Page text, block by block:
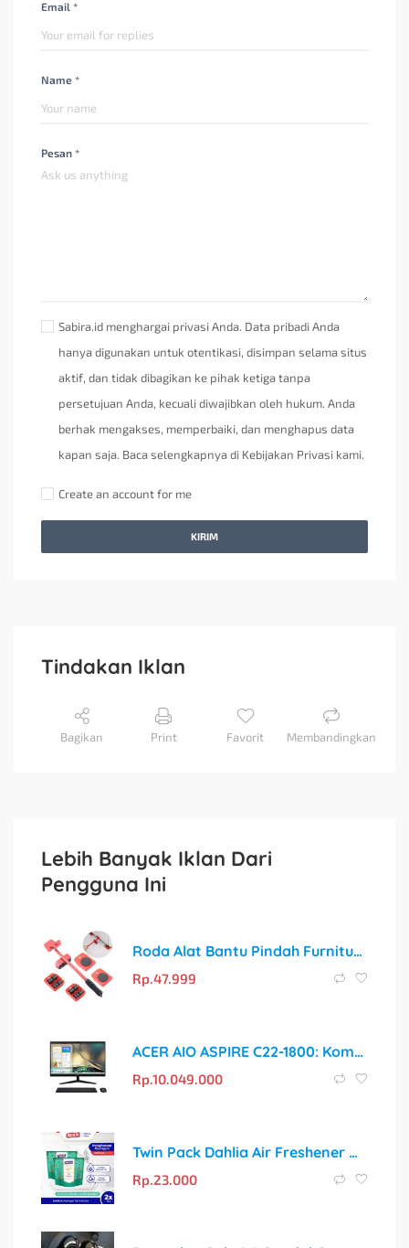
Email *
Name *
Pesan *
Sabira.id menghargai privasi Anda. Data pribadi Anda
hanya digunakan untuk otentikasi, disimpan selama situs
aktif, dan tidak dibagikan ke pihak ketiga tanpa
persetujuan Anda, kecuali diwajibkan oleh hukum. Anda
berhak mengakses, memperbaiki, dan menghapus data
kapan saja. Baca selengkapnya di Kebijakan Privasi kami.
Create an account for me
KIRIM
Tindakan Iklan
Bagikan Print Favorit Membandingkan
Lebih Banyak Iklan Dari
Pengguna Ini
Roda Alat Bantu Pindah Furnitur – Pindahkan Barang Berat dengan Sangat Mudah!
Rp.47.999
ACER AIO ASPIRE C22-1800: Komputer All-in-One dengan Performa Intel Core i5
Rp.10.049.000
Twin Pack Dahlia Air Freshener Heritage Series Teh Keraton Isi 1 75gr Pengharum Ruangan | Wangi Mewah, Menenangkan
Rp.23.000